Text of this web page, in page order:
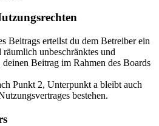
Beitrags erteilst du dem Betreiber ein
unbeschränktes und
Beitrag im Rahmen des Boards
Punkt 2, Unterpunkt a bleibt auch
bestehen.